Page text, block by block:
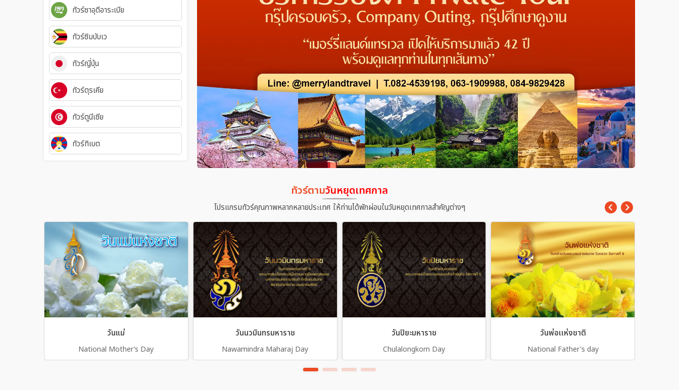
ทัวร์ซาอุดีอาระเบีย
ทัวร์ซิมบับเว
ทัวร์ญี่ปุ่น
ทัวร์ตุรเคีย
ทัวร์ตูนีเซีย
ทัวร์ทิเบต
ทัวร์ตามวันหยุดเทศกาล
โปรแกรมทัวร์คุณภาพหลากหลายประเทศ ให้ท่านได้พักผ่อนในวันหยุดเทศกาลสำคัญต่างๆ
วันแม่
National Mother’s Day
วันนวมินทรมหาราช
Nawamindra Maharaj Day
วันปิยะมหาราช
Chulalongkorn Day
วันพ่อเเห่งชาติ
National Father's day